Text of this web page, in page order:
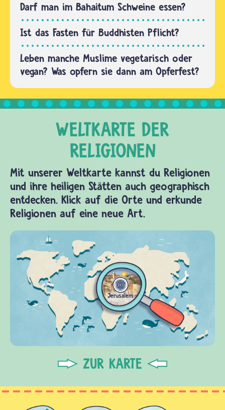
Darf man im Bahaitum Schweine essen?
Ist das Fasten für Buddhisten Pflicht?
Leben manche Muslime vegetarisch oder
vegan? Was opfern sie dann am Opferfest?
Mit unserer Weltkarte kannst du Religionen
und ihre heiligen Stätten auch geographisch
entdecken. Klick auf die Orte und erkunde
Religionen auf eine neue Art.
ZUR KARTE